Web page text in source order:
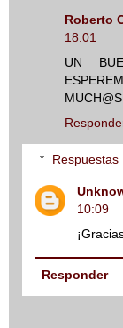
Roberto
18:01
UN
Respuestas
10:09
Responder